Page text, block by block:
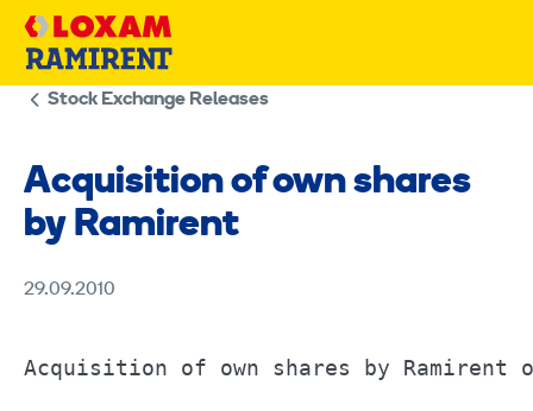
Skip
Stock Exchange Releases
Acquisition of own shares
by Ramirent
29.09.2010
Acquisition of own shares by Ramirent on	29 September